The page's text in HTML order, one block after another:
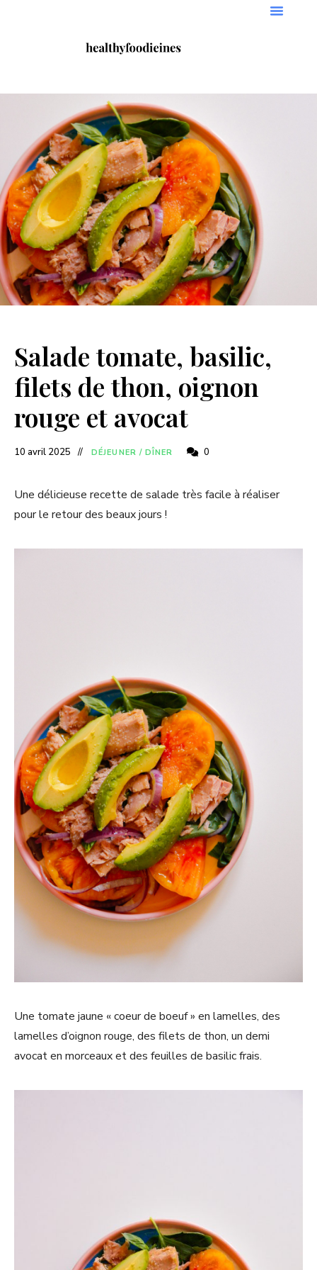
Salade tomate, basilic,
filets de thon, oignon
rouge et avocat
10 avril 2025 DÉJEUNER / DÎNER 0
Une délicieuse recette de salade très facile à réaliser
pour le retour des beaux jours !
Une tomate jaune « coeur de boeuf » en lamelles, des
lamelles d’oignon rouge, des filets de thon, un demi
avocat en morceaux et des feuilles de basilic frais.